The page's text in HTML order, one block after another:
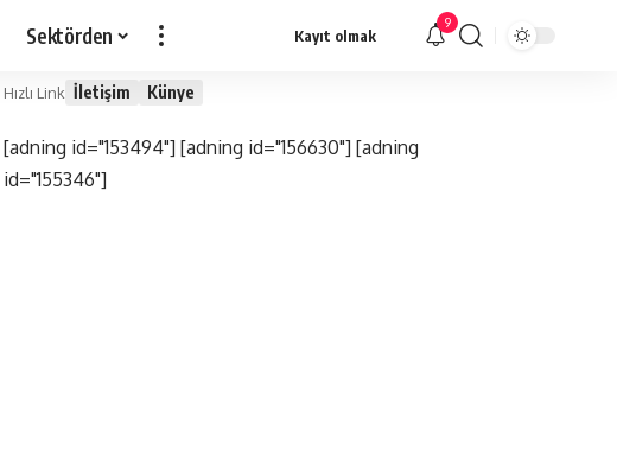
Sektörden Kayıt olmak
9
Hızlı Link İletişim Künye
[adning id="153494"] [adning id="156630"] [adning
id="155346"]